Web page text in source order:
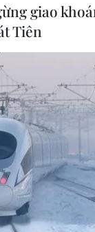
giao
Tiên